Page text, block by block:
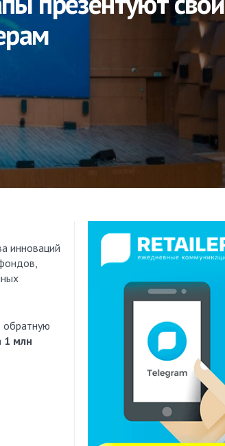
инноваций
обратную
1 млн